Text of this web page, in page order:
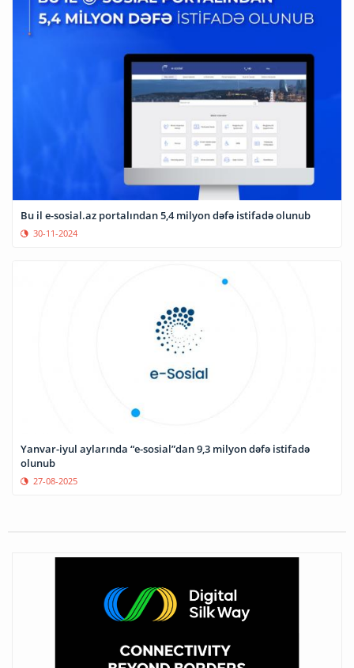
Bu il e-sosial.az portalından 5,4 milyon dəfə istifadə olunub
30-11-2024
Yanvar-iyul aylarında “e-sosial”dan 9,3 milyon dəfə istifadə
olunub
27-08-2025